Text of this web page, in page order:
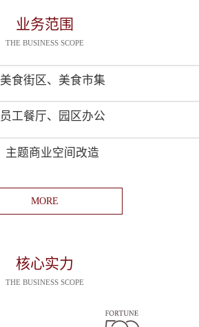
业务范围
THE BUSINESS SCOPE
美食街区、美食市集
员工餐厅、园区办公
主题商业空间改造
MORE
核心实力
THE BUSINESS SCOPE